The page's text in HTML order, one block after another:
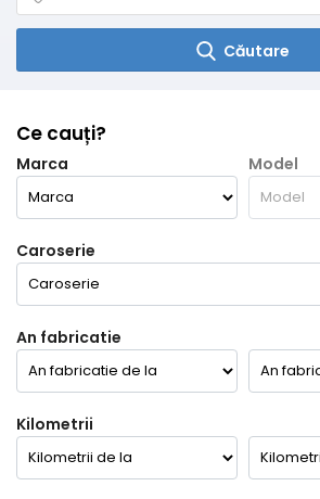
Căutare
Ce cauți?
Marca Model
Caroserie
An fabricatie
Kilometrii